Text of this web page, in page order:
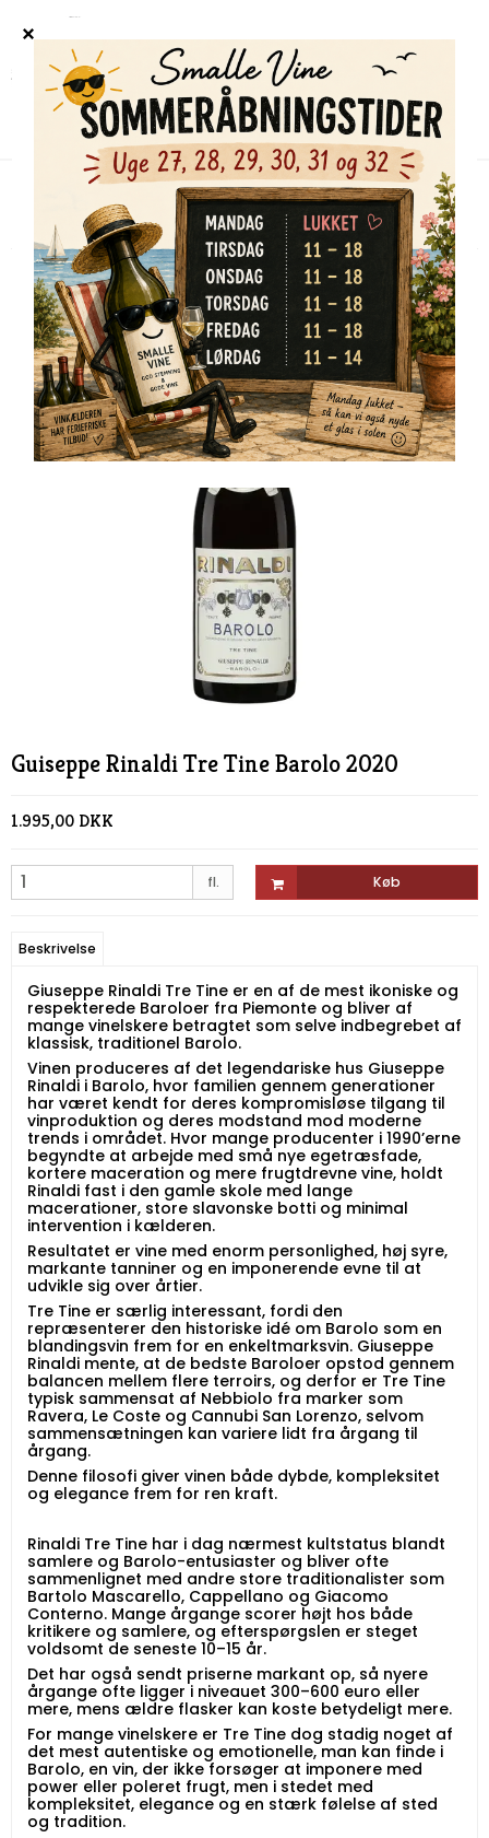
Shop / Alle vine /
Guiseppe Rinaldi Tre Tine Barolo 2020
NYHED
Guiseppe Rinaldi Tre Tine Barolo 2020
1.995,00 DKK
fl. Køb
Beskrivelse
Giuseppe Rinaldi Tre Tine er en af de mest ikoniske og
respekterede Baroloer fra Piemonte og bliver af
mange vinelskere betragtet som selve indbegrebet af
klassisk, traditionel Barolo.
Vinen produceres af det legendariske hus Giuseppe
Rinaldi i Barolo, hvor familien gennem generationer
har været kendt for deres kompromisløse tilgang til
vinproduktion og deres modstand mod moderne
trends i området. Hvor mange producenter i 1990’erne
begyndte at arbejde med små nye egetræsfade,
kortere maceration og mere frugtdrevne vine, holdt
Rinaldi fast i den gamle skole med lange
macerationer, store slavonske botti og minimal
intervention i kælderen.
Resultatet er vine med enorm personlighed, høj syre,
markante tanniner og en imponerende evne til at
udvikle sig over årtier.
Tre Tine er særlig interessant, fordi den
repræsenterer den historiske idé om Barolo som en
blandingsvin frem for en enkeltmarksvin. Giuseppe
Rinaldi mente, at de bedste Baroloer opstod gennem
balancen mellem flere terroirs, og derfor er Tre Tine
typisk sammensat af Nebbiolo fra marker som
Ravera, Le Coste og Cannubi San Lorenzo, selvom
sammensætningen kan variere lidt fra årgang til
årgang.
Denne filosofi giver vinen både dybde, kompleksitet
og elegance frem for ren kraft.
Rinaldi Tre Tine har i dag nærmest kultstatus blandt
samlere og Barolo-entusiaster og bliver ofte
sammenlignet med andre store traditionalister som
Bartolo Mascarello, Cappellano og Giacomo
Conterno. Mange årgange scorer højt hos både
kritikere og samlere, og efterspørgslen er steget
voldsomt de seneste 10–15 år.
Det har også sendt priserne markant op, så nyere
årgange ofte ligger i niveauet 300–600 euro eller
mere, mens ældre flasker kan koste betydeligt mere.
For mange vinelskere er Tre Tine dog stadig noget af
det mest autentiske og emotionelle, man kan finde i
Barolo, en vin, der ikke forsøger at imponere med
power eller poleret frugt, men i stedet med
kompleksitet, elegance og en stærk følelse af sted
og tradition.